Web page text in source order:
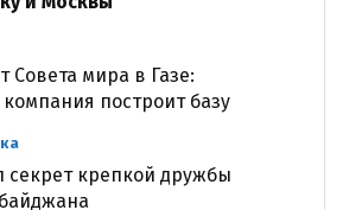
Совета мира в Газе:
построит базу
секрет крепкой дружбы